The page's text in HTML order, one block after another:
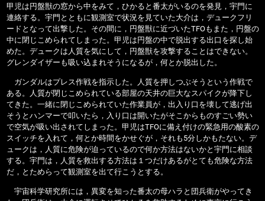
甲児は円盤獣の窓から中をみて，ひかると番太がいるのを発見，宇門に
連絡する。宇門とともに観測室で状況を見ていた大介は，デュークフリ
ードとなって出撃した。その間に，円盤獣に近づいたTFOもまた，円盤の
中に閉じこめられてしまった。甲児は円盤の中で脱出する出口を探し始
めた。デュークは人質を気にして，円盤獣を攻撃することはできない。
グレンダイザーも吸い込まれそうになるが，何とか脱出した。
ガンダルはプレス作戦を指示した。人質を押しつぶそうという作戦で
ある。人質が閉じこめられている部屋の天井の巨大なスパイクが降下し
てきた。一緒に閉じこめられていた作業員が，出入り口を壊して逃げ出
そうとハンマーで叩いたら，入り口は開いたがそこからものすごい勢い
で空気が吸い出されてしまった。甲児はTFOに備え付けの緊急用の酸素の
スイッチを入れて，何とか時間をかせぐが，それも5分しかもたない。デ
ュークは，人質に危険が迫っているので何か方法はないかと宇門に相談
する。宇門は，人質を救出する方法は１つだけあるがとても危険な方法
だ，とためらって観測室を出て行こうとする。
宇宙科学研究所には，異変を知った番太の母ハラと団兵衛がやってき